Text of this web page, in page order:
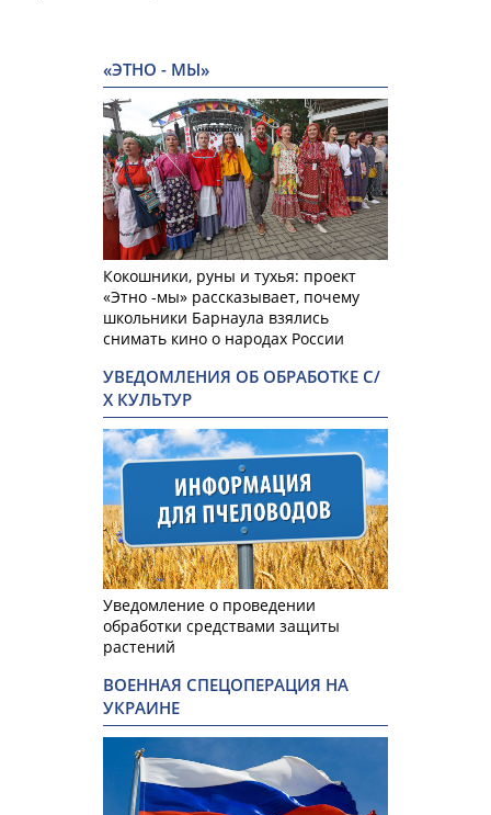
«ЭТНО - МЫ»
Кокошники, руны и тухья: проект
«Этно -мы» рассказывает, почему
школьники Барнаула взялись
снимать кино о народах России
УВЕДОМЛЕНИЯ ОБ ОБРАБОТКЕ С/
Х КУЛЬТУР
Уведомление о проведении
обработки средствами защиты
растений
ВОЕННАЯ СПЕЦОПЕРАЦИЯ НА
УКРАИНЕ